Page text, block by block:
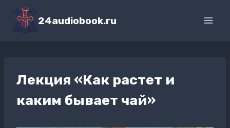
Перейти
содержимому
24audiobook.ru
Лекция «Как растет и
каким бывает чай»